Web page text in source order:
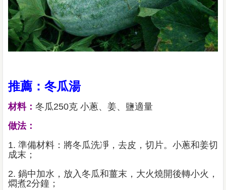
推薦：冬瓜湯
材料： 冬瓜250克 小蔥、姜、鹽適量
做法：
1. 準備材料：將冬瓜洗凈，去皮，切片。小蔥和姜切
成末；
2. 鍋中加水，放入冬瓜和薑末，大火燒開後轉小火，
燜煮2分鐘；